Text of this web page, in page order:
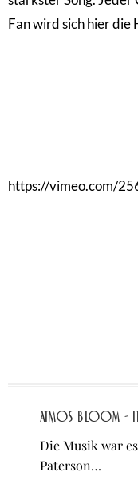
Fan wird sich hier die
https://vimeo.com/
atmos bloom -
Die Musik war
Paterson…